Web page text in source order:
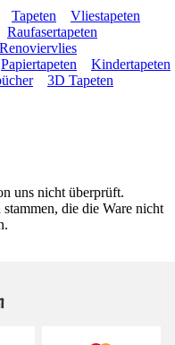
Tapeten
Vliestapeten
Raufasertapeten
Papiertapeten
Kindertapeten
3D Tapeten
uns nicht überprüft.
die die Ware nicht